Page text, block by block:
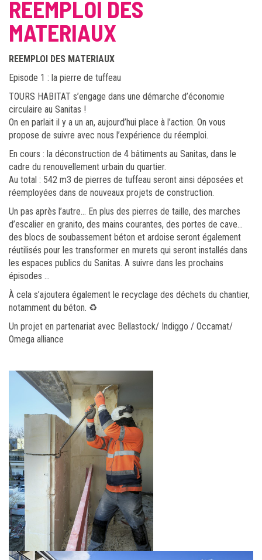
REEMPLOI DES
MATERIAUX
REEMPLOI DES MATERIAUX
Episode 1 : la pierre de tuffeau
TOURS HABITAT s’engage dans une démarche d’économie
circulaire au Sanitas !
On en parlait il y a un an, aujourd’hui place à l’action. On vous
propose de suivre avec nous l’expérience du réemploi.
En cours : la déconstruction de 4 bâtiments au Sanitas, dans le
cadre du renouvellement urbain du quartier.
Au total : 542 m3 de pierres de tuffeau seront ainsi déposées et
réemployées dans de nouveaux projets de construction.
Un pas après l’autre… En plus des pierres de taille, des marches
d’escalier en granito, des mains courantes, des portes de cave…
des blocs de soubassement béton et ardoise seront également
réutilisés pour les transformer en murets qui seront installés dans
les espaces publics du Sanitas. A suivre dans les prochains
épisodes …
À cela s’ajoutera également le recyclage des déchets du chantier,
notamment du béton. ♻️
Un projet en partenariat avec Bellastock/ Indiggo / Occamat/
Omega alliance